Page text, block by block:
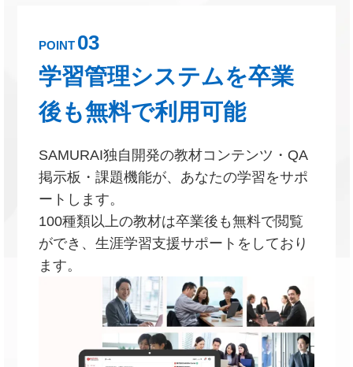
POINT 03
学習管理システムを卒業
後も無料で利用可能
SAMURAI独自開発の教材コンテンツ・QA
掲示板・課題機能が、あなたの学習をサポ
ートします。
100種類以上の教材は卒業後も無料で閲覧
ができ、生涯学習支援サポートをしており
ます。